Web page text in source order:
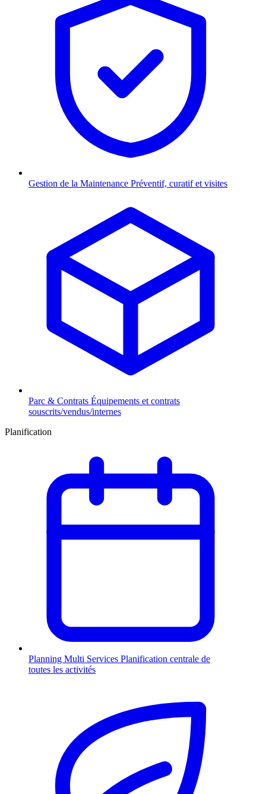
Gestion de la Maintenance Préventif, curatif et visites
Parc & Contrats Équipements et contrats
souscrits/vendus/internes
Planification
Planning Multi Services Planification centrale de
toutes les activités